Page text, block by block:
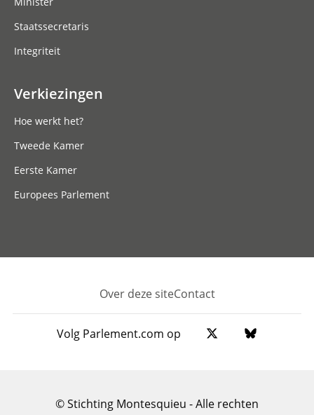
Staatssecretaris
Integriteit
Verkiezingen
Hoe werkt het?
Tweede Kamer
Eerste Kamer
Europees Parlement
Footer
Over deze siteContact
Volg Parlement.com op
© Stichting Montesquieu - Alle rechten